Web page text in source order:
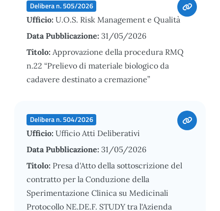
Delibera n. 505/2026
Ufficio: U.O.S. Risk Management e Qualità
Data Pubblicazione: 31/05/2026
Titolo: Approvazione della procedura RMQ
n.22 “Prelievo di materiale biologico da
cadavere destinato a cremazione”
Delibera n. 504/2026
Ufficio: Ufficio Atti Deliberativi
Data Pubblicazione: 31/05/2026
Titolo: Presa d'Atto della sottoscrizione del
contratto per la Conduzione della
Sperimentazione Clinica su Medicinali
Protocollo NE.DE.F. STUDY tra l'Azienda